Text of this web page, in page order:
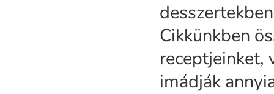
Cikkünkben
receptjeinket,
imádják